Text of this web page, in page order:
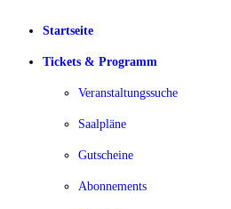
Startseite
Tickets & Programm
Veranstaltungssuche
Saalpläne
Gutscheine
Abonnements